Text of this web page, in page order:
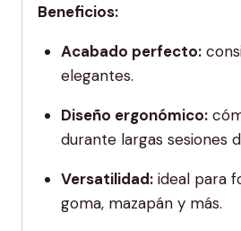
Beneficios:
Acabado perfecto:
elegantes.
Diseño ergonómico:
durante largas sesiones
Versatilidad:ideal para
goma, mazapán y más.